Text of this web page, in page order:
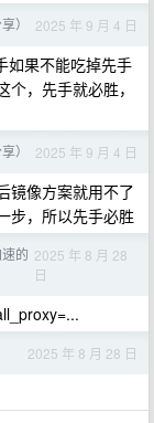
） 2025 年 9 月 4 日
如果不能吃掉先手
，先手就必胜，
） 2025 年 9 月 4 日
镜像方案就用不了
步，所以先手必胜
的 2025 年 8 月 28
日
2025 年 8 月 28 日